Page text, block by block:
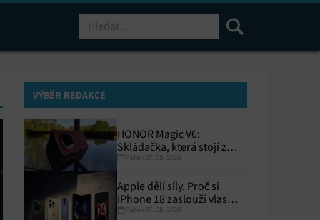
VÝBĚR REDAKCE
HONOR Magic V6:
Skládačka, která stojí za
toPátek 07. 08. 2026
Apple dělí síly. Proč si
iPhone 18 zaslouží vlastní
termín?
Pátek 07. 08. 2026